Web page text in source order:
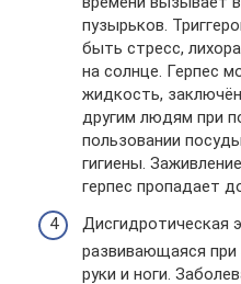
пузырьков.
быть стресс,
на солнце. Герпес
жидкость,
другим людям при
пользовании
гигиены.
герпес пропадает
Дисгидротическая
развивающаяся при
руки и ноги.